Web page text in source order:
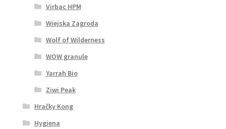
Virbac HPM
Wiejska Zagroda
Wolf of Wilderness
WOW granule
Yarrah Bio
Ziwi Peak
Hračky Kong
Hygiena